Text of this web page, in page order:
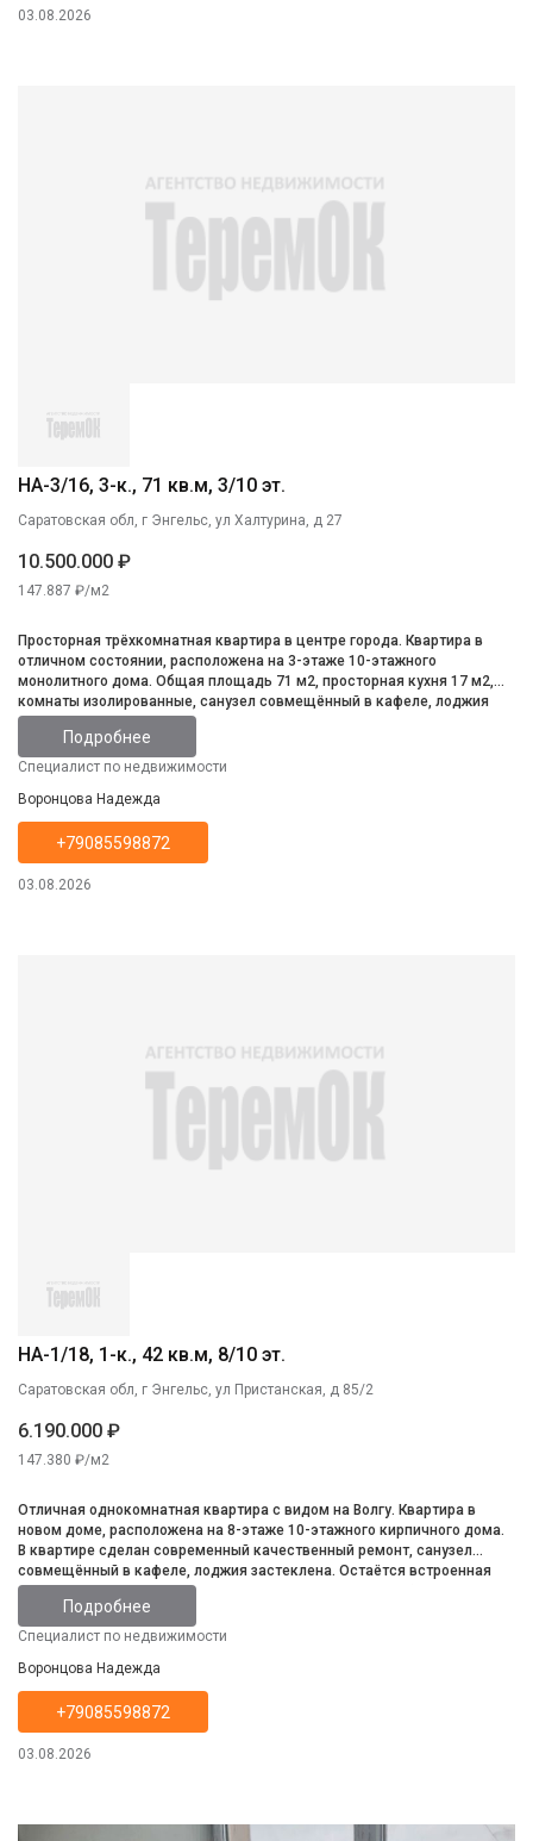
03.08.2026
НА-3/16, 3-к., 71 кв.м, 3/10 эт.
Саратовская обл, г Энгельс, ул Халтурина, д 27
10.500.000 ₽
147.887 ₽/м2
Просторная трёхкомнатная квартира в центре города. Квартира в
отличном состоянии, расположена на 3-этаже 10-этажного
монолитного дома. Общая площадь 71 м2, просторная кухня 17 м2,
комнаты изолированные, санузел совмещённый в кафеле, лоджия
застеклена. Инфтраструктура развита.
Подробнее
Специалист по недвижимости
Воронцова Надежда
+79085598872
03.08.2026
НА-1/18, 1-к., 42 кв.м, 8/10 эт.
Саратовская обл, г Энгельс, ул Пристанская, д 85/2
6.190.000 ₽
147.380 ₽/м2
Отличная однокомнатная квартира с видом на Волгу. Квартира в
новом доме, расположена на 8-этаже 10-этажного кирпичного дома.
В квартире сделан современный качественный ремонт, санузел
совмещённый в кафеле, лоджия застеклена. Остаётся встроенная
кухня и техника. Инфраструктура развита, всё в шаговой доступности.
Подробнее
Специалист по недвижимости
Воронцова Надежда
+79085598872
03.08.2026